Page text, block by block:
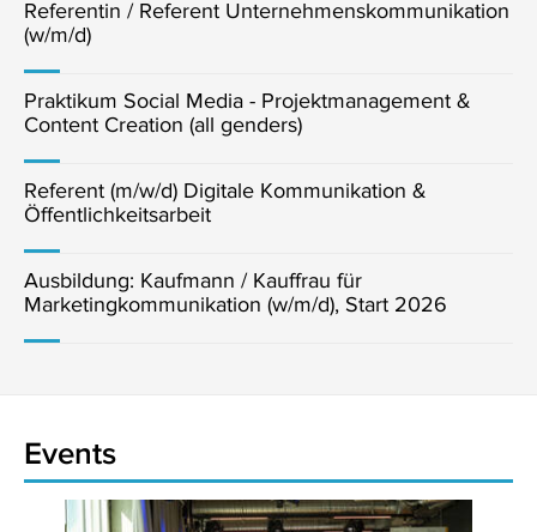
Referentin / Referent Unternehmenskommunikation
(w/m/d)
Praktikum Social Media - Projektmanagement &
Content Creation (all genders)
Referent (m/w/d) Digitale Kommunikation &
Öffentlichkeitsarbeit
Ausbildung: Kaufmann / Kauffrau für
Marketingkommunikation (w/m/d), Start 2026
Events